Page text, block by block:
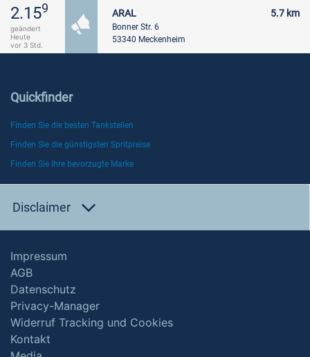
2.159
geändert
Heute
vor 3 Std.
ARAL 5.7 km
Bonner Str. 6
53340 Meckenheim
Quickfinder
Finden Sie die besten Tankstellen
Finden Sie die günstigsten Spritpreise
Finden Sie Ihre bevorzugte Marke
Disclaimer
Impressum
AGB
Datenschutz
Privacy-Manager
Widerruf Tracking und Cookies
Kontakt